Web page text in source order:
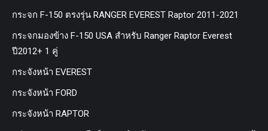
กระจก F-150 ตรงรุ่น RANGER EVEREST Raptor 2011-2021
กระจกมองข้าง F-150 USA สำหรับ Ranger Raptor Everest
ปี2012+ 1 คู่
กระจังหน้า EVEREST
กระจังหน้า FORD
กระจังหน้า RAPTOR